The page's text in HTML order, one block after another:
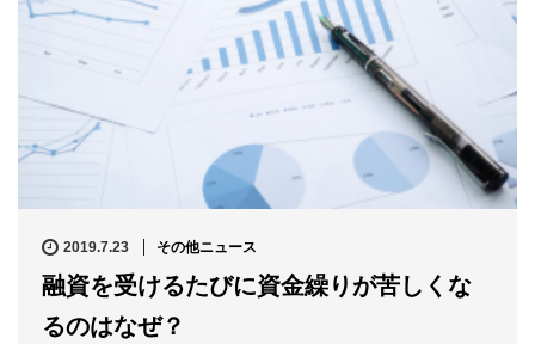
2019.7.23 その他ニュース
融資を受けるたびに資金繰りが苦しくな
るのはなぜ？